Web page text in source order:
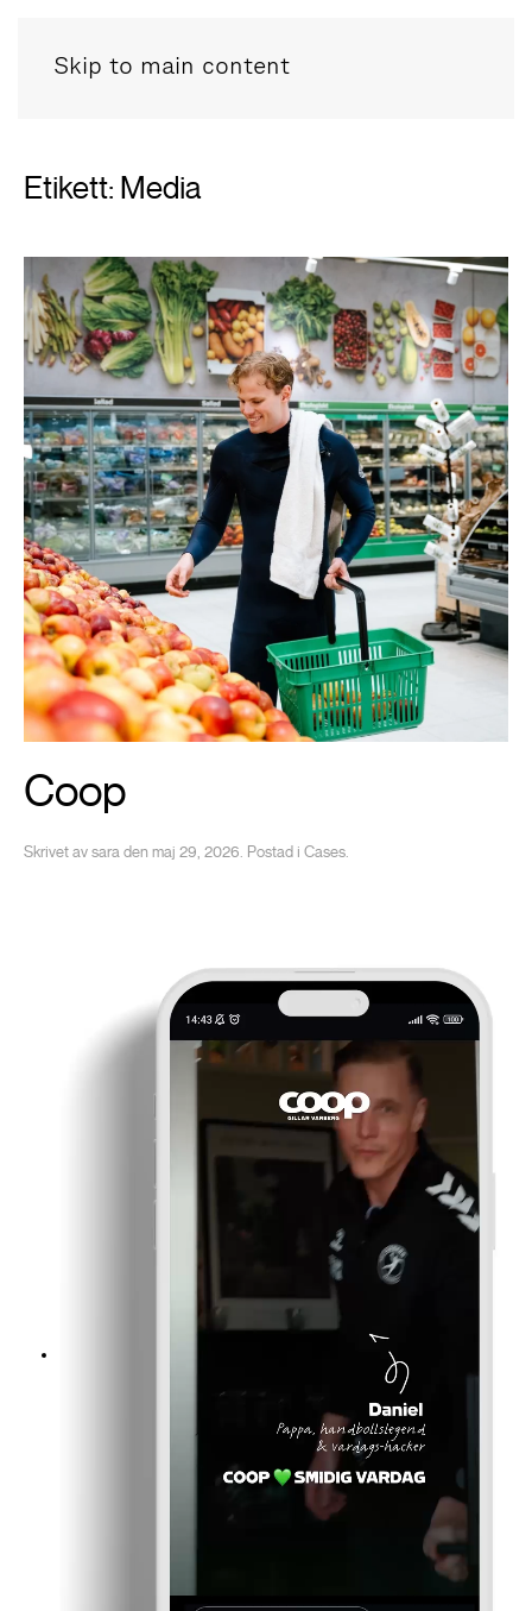
Skip to main content
Etikett: Media
Coop
Skrivet avsaraden maj 29, 2026. Postad i Cases.